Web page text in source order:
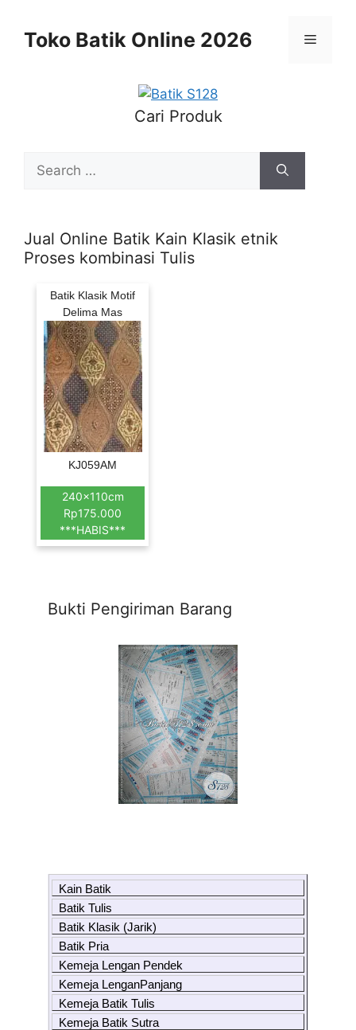
contentToko Batik Online 2026 Menu
Cari Produk
for:
Jual Online Batik Kain Klasik etnik
Proses kombinasi Tulis
Batik Klasik Motif
Delima Mas
KJ059AM
240x110cm
Rp175.000
***HABIS***
Bukti Pengiriman Barang
Kain Batik
Batik Tulis
Batik Klasik (Jarik)
Batik Pria
Kemeja Lengan Pendek
Kemeja LenganPanjang
Kemeja Batik Tulis
Kemeja Batik Sutra